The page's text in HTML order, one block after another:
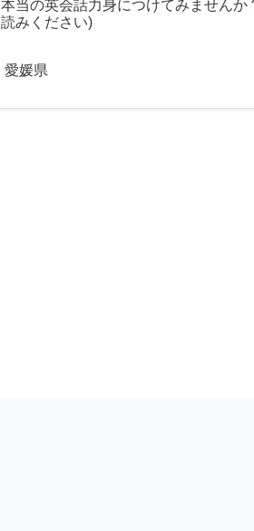
本当の英会話力身につけてみませんか
読みください)
愛媛県